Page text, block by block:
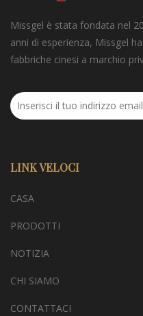
Missgel è stata fondata nel
anni di esperienza, Missgel
fabbriche cinesi a marchio
LINK VELOCI
CASA
PRODOTTI
NOTIZIA
CHI SIAMO
CONTATTACI